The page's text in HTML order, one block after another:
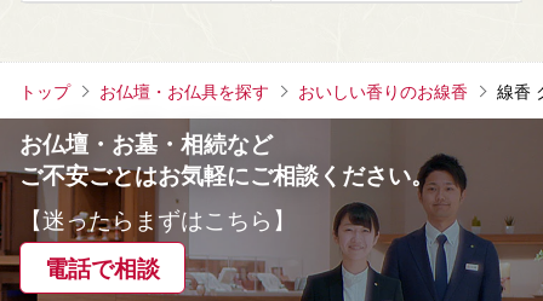
トップ お仏壇・お仏具を探す おいしい香りのお線香 線香
お仏壇・お墓・相続など
ご不安ごとはお気軽にご相談ください。
【迷ったらまずはこちら】
電話で相談